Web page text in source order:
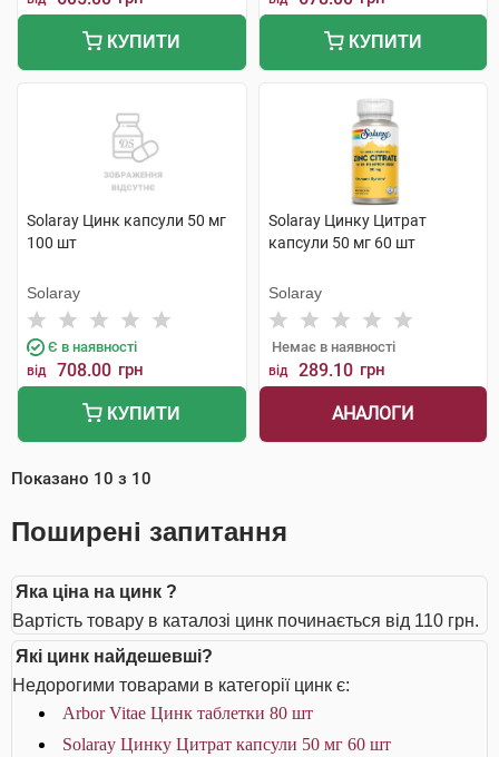
КУПИТИ КУПИТИ
Solaray Цинк капсули 50 мг
100 шт
Solaray
Є в наявності
від 708.00 грн
КУПИТИ
Solaray Цинку Цитрат
капсули 50 мг 60 шт
Solaray
Немає в наявності
від 289.10 грн
АНАЛОГИ
Показано 10 з 10
Поширені запитання
Яка ціна на цинк ?
Вартість товару в каталозі цинк починається від 110 грн.
Які цинк найдешевші?
Недорогими товарами в категорії цинк є:
Arbor Vitae Цинк таблетки 80 шт
Solaray Цинку Цитрат капсули 50 мг 60 шт